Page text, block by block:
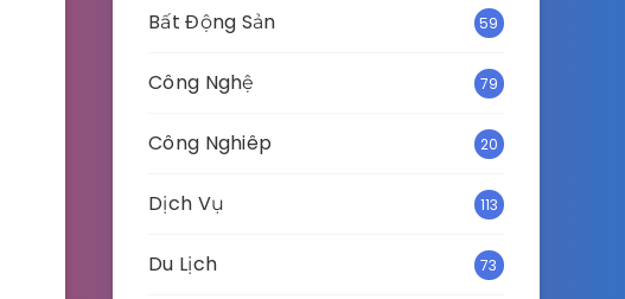
Bất Động Sản 59
Công Nghệ 79
Công Nghiêp 20
Dịch Vụ 113
Du Lịch 73